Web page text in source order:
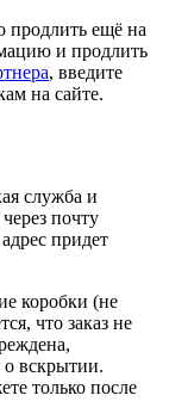
продлить ещё на
и продлить
, введите
на сайте.
служба и
почту
придет
коробки (не
что заказ не
о вскрытии.
только после